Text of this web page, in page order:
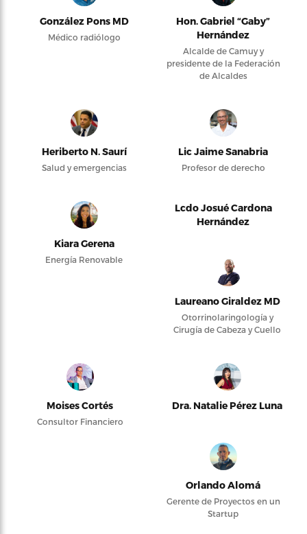
González Pons MD
Médico radiólogo
Hon. Gabriel “Gaby”
Hernández
Alcalde de Camuy y
presidente de la Federación
de Alcaldes
Heriberto N. Saurí
Salud y emergencias
Lic Jaime Sanabria
Profesor de derecho
Kiara Gerena
Energía Renovable
Lcdo Josué Cardona
Hernández
Laureano Giraldez MD
Otorrinolaringología y
Cirugía de Cabeza y Cuello
Moises Cortés
Consultor Financiero
Dra. Natalie Pérez Luna
Orlando Alomá
Gerente de Proyectos en un
Startup